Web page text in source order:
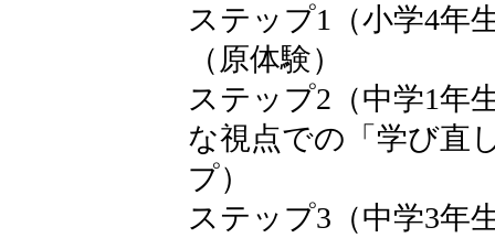
ステップ1（小学4年
（原体験）
ステップ2（中学1年
な視点での「学び直
プ）
ステップ3（中学3年